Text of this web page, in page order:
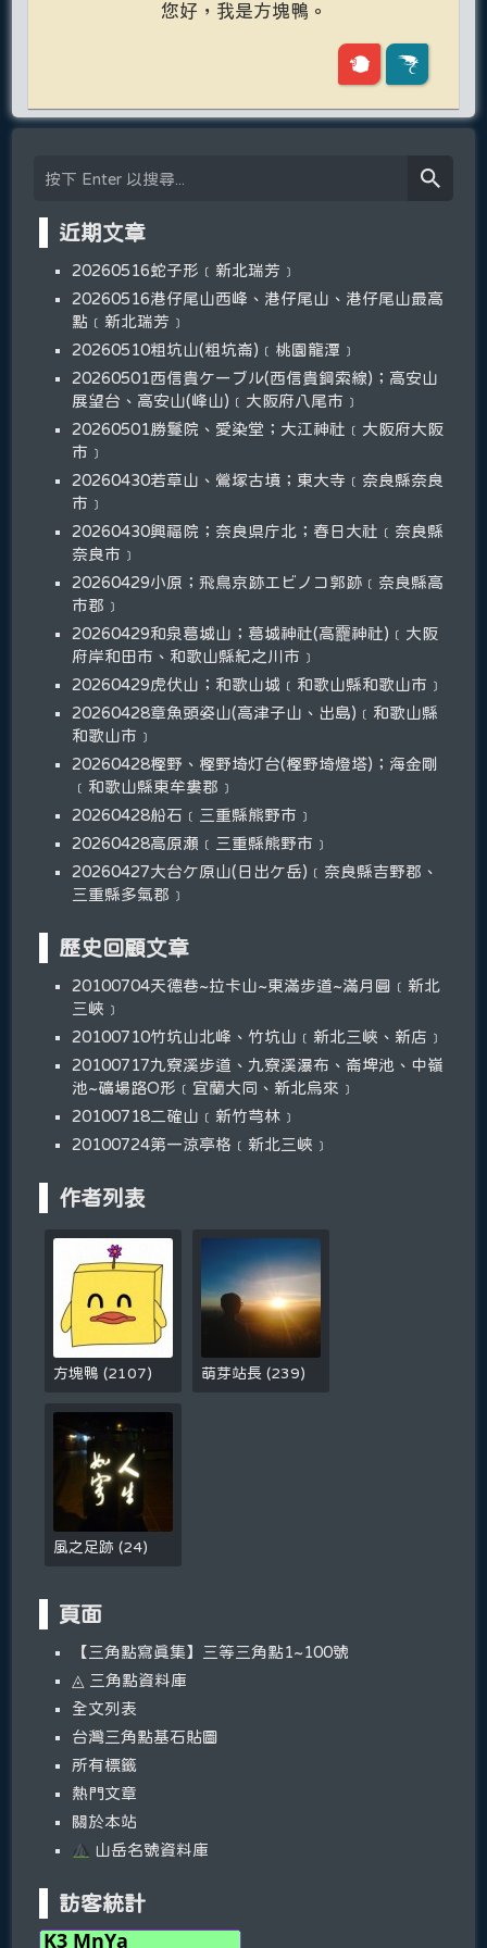
您好，我是方塊鴨。
近期文章
20260516蛇子形﹝新北瑞芳﹞
20260516港仔尾山西峰、港仔尾山、港仔尾山最高
點﹝新北瑞芳﹞
20260510粗坑山(粗坑崙)﹝桃園龍潭﹞
20260501西信貴ケーブル(西信貴鋼索線)；高安山
展望台、高安山(峰山)﹝大阪府八尾市﹞
20260501勝鬘院、愛染堂；大江神社﹝大阪府大阪
市﹞
20260430若草山、鶯塚古墳；東大寺﹝奈良縣奈良
市﹞
20260430興福院；奈良県庁北；春日大社﹝奈良縣
奈良市﹞
20260429小原；飛鳥京跡エビノコ郭跡﹝奈良縣高
市郡﹞
20260429和泉葛城山；葛城神社(高龗神社)﹝大阪
府岸和田市、和歌山縣紀之川市﹞
20260429虎伏山；和歌山城﹝和歌山縣和歌山市﹞
20260428章魚頭姿山(高津子山、出島)﹝和歌山縣
和歌山市﹞
20260428樫野、樫野埼灯台(樫野埼燈塔)；海金剛
﹝和歌山縣東牟婁郡﹞
20260428船石﹝三重縣熊野市﹞
20260428高原瀬﹝三重縣熊野市﹞
20260427大台ケ原山(日出ケ岳)﹝奈良縣吉野郡、
三重縣多氣郡﹞
歷史回顧文章
20100704天德巷~拉卡山~東滿步道~滿月圓﹝新北
三峽﹞
20100710竹坑山北峰、竹坑山﹝新北三峽、新店﹞
20100717九寮溪步道、九寮溪瀑布、崙埤池、中嶺
池~礦場路O形﹝宜蘭大同、新北烏來﹞
20100718二確山﹝新竹芎林﹞
20100724第一涼亭格﹝新北三峽﹞
作者列表
方塊鴨(2107) 萌芽站長(239)
風之足跡(24)
頁面
【三角點寫真集】三等三角點1~100號
◬ 三角點資料庫
全文列表
台灣三角點基石貼圖
所有標籤
熱門文章
關於本站
山岳名號資料庫
訪客統計